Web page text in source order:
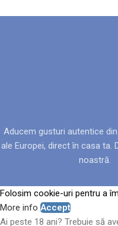
Aducem gusturi autentice
ale Europei, direct în casa ta.
noastră.
Folosim cookie-uri pentru a
More info Accept
Ai peste 18 ani? Trebuie să